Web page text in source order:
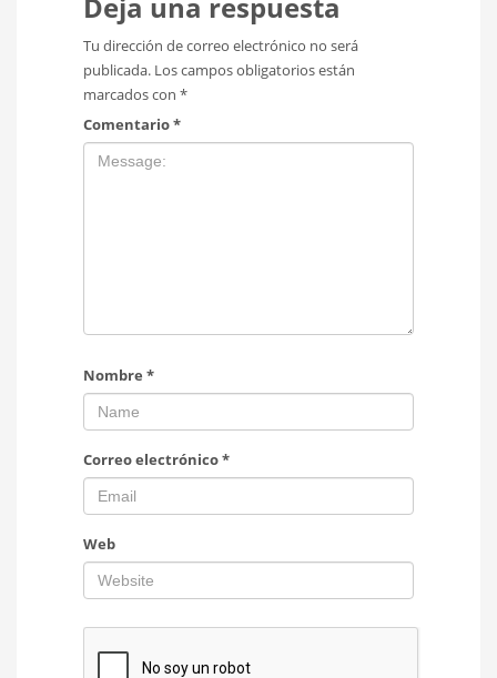
Tu dirección de correo electrónico no será
publicada. Los campos obligatorios están
marcados con *
Comentario*
Nombre *
Correo electrónico*
Web